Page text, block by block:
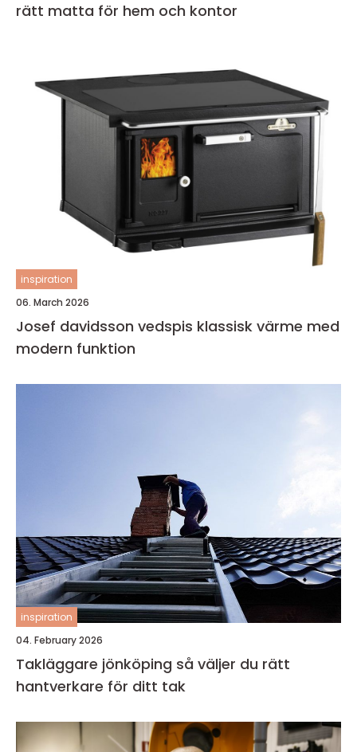
rätt matta för hem och kontor
inspiration
06. March 2026
Josef davidsson vedspis klassisk värme med
modern funktion
inspiration
04. February 2026
Takläggare jönköping så väljer du rätt
hantverkare för ditt tak